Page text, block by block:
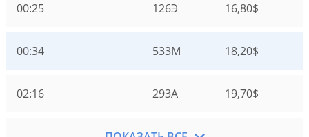
00:25 126Э 16,80$
00:34 533М 18,20$
02:16 293А 19,70$